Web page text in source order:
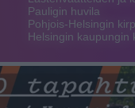
Pauligin huvila
Pohjois-Helsingin
Helsingin